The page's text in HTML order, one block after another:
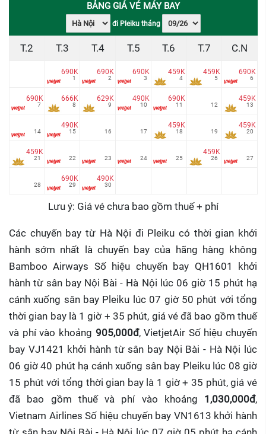
BẢNG GIÁ VÉ MÁY BAY
đi Pleiku tháng
T.2 T.3 T.4 T.5 T.6 T.7 C.N
690K
1
690K
2
690K
3
459K
4
459K
5
690K
6
690K
7
666K
8
629K
9
490K
10
690K
11 12
459K
13
14
490K
15 16 17
459K
18 19
459K
20
459K
21 22 23 24 25
459K
26 27
28
690K
29
490K
30
Lưu ý: Giá vé chưa bao gồm thuế + phí
Các chuyến bay từ Hà Nội đi Pleiku có thời gian khởi
hành sớm nhất là chuyến bay của hãng hàng không
Bamboo Airways Số hiệu chuyến bay QH1601 khởi
hành từ sân bay Nội Bài - Hà Nội lúc 06 giờ 15 phút hạ
cánh xuống sân bay Pleiku lúc 07 giờ 50 phút với tổng
thời gian bay là 1 giờ + 35 phút, giá vé đã bao gồm thuế
và phí vào khoảng 905,000đ, VietjetAir Số hiệu chuyến
bay VJ1421 khởi hành từ sân bay Nội Bài - Hà Nội lúc
06 giờ 40 phút hạ cánh xuống sân bay Pleiku lúc 08 giờ
15 phút với tổng thời gian bay là 1 giờ + 35 phút, giá vé
đã bao gồm thuế và phí vào khoảng 1,030,000đ,
Vietnam Airlines Số hiệu chuyến bay VN1613 khởi hành